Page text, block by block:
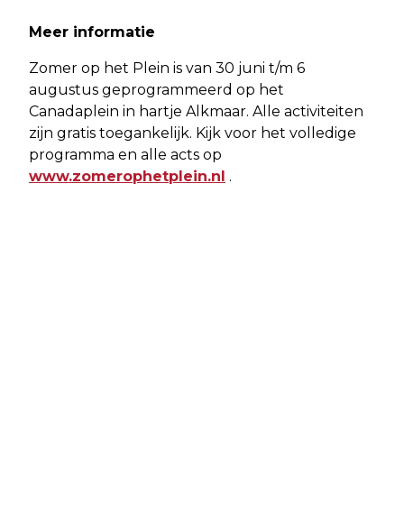
Meer informatie
Zomer op het Plein is van 30 juni t/m 6
augustus geprogrammeerd op het
Canadaplein in hartje Alkmaar. Alle activiteiten
zijn gratis toegankelijk. Kijk voor het volledige
programma en alle acts op
www.zomerophetplein.nl .